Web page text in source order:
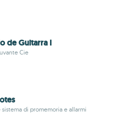
de Guitarra I
Cie
sistema di promemoria e allarmi